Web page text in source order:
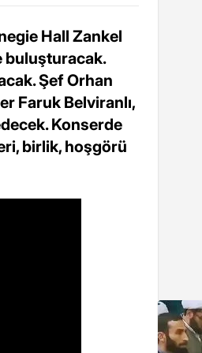
Hall Zankel
buluşturacak.
Şef Orhan
Faruk Belviranlı,
Konserde
birlik, hoşgörü